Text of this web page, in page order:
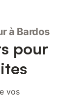
à Bardos
pour
vos